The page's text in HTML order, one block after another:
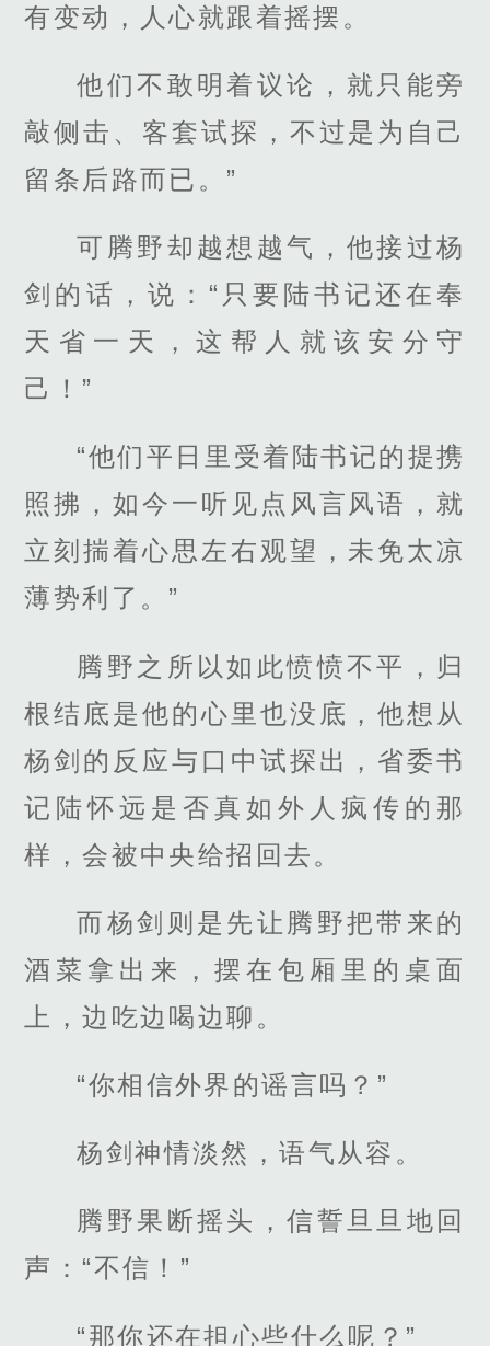
有变动，人心就跟着摇摆。
他们不敢明着议论，就只能旁
敲侧击、客套试探，不过是为自己
留条后路而已。”
可腾野却越想越气，他接过杨
剑的话，说：“只要陆书记还在奉
天省一天，这帮人就该安分守
己！”
“他们平日里受着陆书记的提携
照拂，如今一听见点风言风语，就
立刻揣着心思左右观望，未免太凉
薄势利了。”
腾野之所以如此愤愤不平，归
根结底是他的心里也没底，他想从
杨剑的反应与口中试探出，省委书
记陆怀远是否真如外人疯传的那
样，会被中央给招回去。
而杨剑则是先让腾野把带来的
酒菜拿出来，摆在包厢里的桌面
上，边吃边喝边聊。
“你相信外界的谣言吗？”
杨剑神情淡然，语气从容。
腾野果断摇头，信誓旦旦地回
声：“不信！”
“那你还在担心些什么呢？”